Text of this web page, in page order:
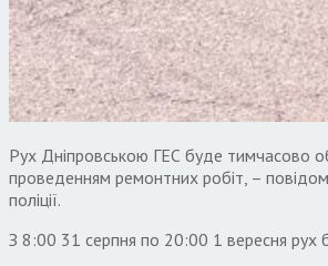
Рух Дніпровською ГЕС буде тимчасово
проведенням ремонтних робіт, –
поліції.
З 8:00 31 серпня по 20:00 1 вересня рух